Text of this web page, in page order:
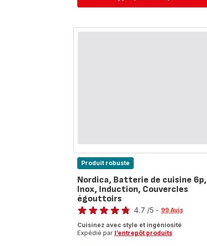
Produit robuste
Nordica, Batterie de cuisine 6p,
Inox, Induction, Couvercles
égouttoirs
Note
4.7 /5 - 99 Avis
Cuisinez avec style et ingéniosité
Expédié par l’entrepôt produits